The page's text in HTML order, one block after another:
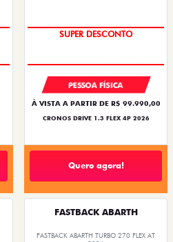
SUPER DESCONTO
PESSOA FÍSICA
À VISTA A PARTIR DE R$ 99.990,00
CRONOS DRIVE 1.3 FLEX 4P 2026
Quero agora!
FASTBACK ABARTH
FASTBACK ABARTH TURBO 270 FLEX AT